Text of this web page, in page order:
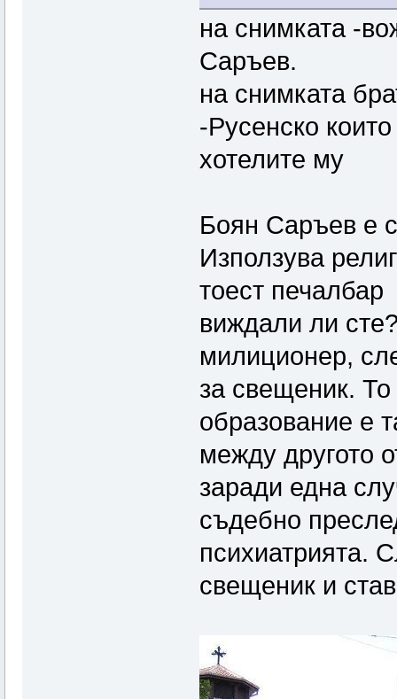
на снимката -
Саръев.
на снимката
-Русенско
хотелите му
Боян Саръев е
Използува
тоест печалбар
виждали ли
милиционер,
за свещеник.
образование е
между другото
заради една
съдебно
психиатрията.
свещеник и